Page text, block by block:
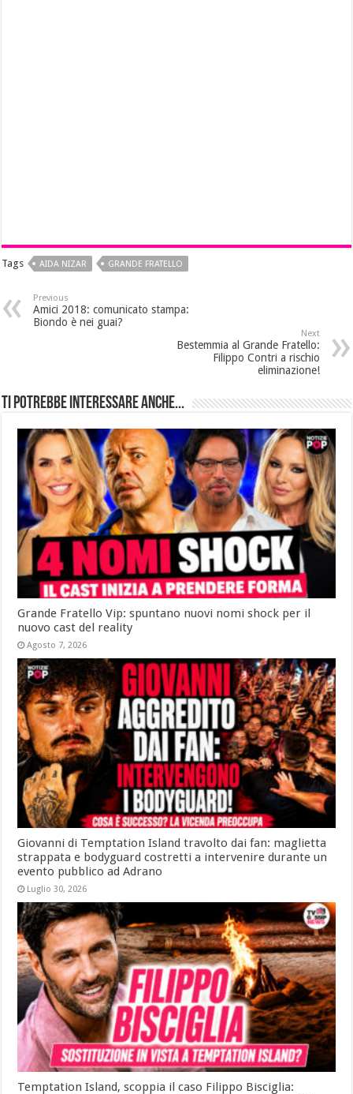
Tags AIDA NIZAR GRANDE FRATELLO
Previous
Amici 2018: comunicato stampa:
Biondo è nei guai?
Next
Bestemmia al Grande Fratello:
Filippo Contri a rischio
eliminazione!
Ti potrebbe interessare anche...
Grande Fratello Vip: spuntano nuovi nomi shock per il
nuovo cast del reality
Agosto 7, 2026
Giovanni di Temptation Island travolto dai fan: maglietta
strappata e bodyguard costretti a intervenire durante un
evento pubblico ad Adrano
Luglio 30, 2026
Temptation Island, scoppia il caso Filippo Bisciglia: